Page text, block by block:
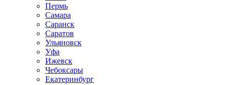
Пермь
Самара
Саранск
Саратов
Ульяновск
Уфа
Ижевск
Чебоксары
Екатеринбург